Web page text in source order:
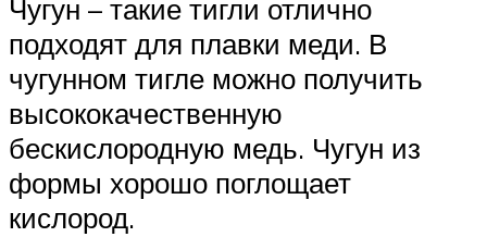
Чугун – такие тигли отлично
подходят для плавки меди. В
чугунном тигле можно получить
высококачественную
бескислородную медь. Чугун из
формы хорошо поглощает
кислород.